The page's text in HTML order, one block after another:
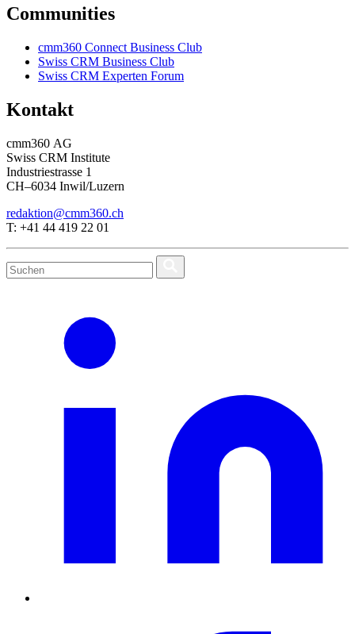
Communities
cmm360 Connect Business Club
Swiss CRM Business Club
Swiss CRM Experten Forum
Kontakt
cmm360 AG
Swiss CRM Institute
Industriestrasse 1
CH–6034 Inwil/Luzern
redaktion@cmm360.ch
T: +41 44 419 22 01